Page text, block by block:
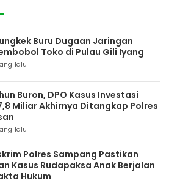
Buru Dugaan Jaringan
Toko di Pulau Gili Iyang
lalu
Buron, DPO Kasus Investasi
Miliar Akhirnya Ditangkap Polres
lalu
Polres Sampang Pastikan
Kasus Rudapaksa Anak Berjalan
Hukum